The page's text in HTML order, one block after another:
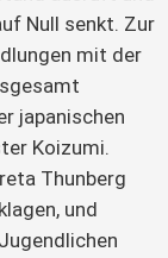
Null senkt. Zur
mit der
japanischen
Koizumi.
Thunberg
und